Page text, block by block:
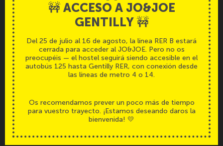
Service
Legals
Accesibilidad
Español
🚧 ACCESO A JO&JOE
GENTILLY 🚧
Del 25 de julio al 16 de agosto, la línea RER B estará
cerrada para acceder al JO&JOE. Pero no os
preocupéis — el hostel seguirá siendo accesible en el
autobús 125 hasta Gentilly RER, con conexión desde
las líneas de metro 4 o 14.
Os recomendamos prever un poco más de tiempo
para vuestro trayecto. ¡Estamos deseando daros la
bienvenida! 💛